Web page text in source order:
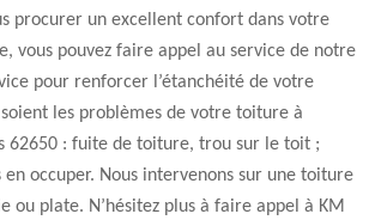
procurer un excellent confort dans votre
vous pouvez faire appel au service de notre
pour renforcer l’étanchéité de votre
les problèmes de votre toiture à
62650 : fuite de toiture, trou sur le toit ;
en occuper. Nous intervenons sur une toiture
ou plate. N’hésitez plus à faire appel à KM